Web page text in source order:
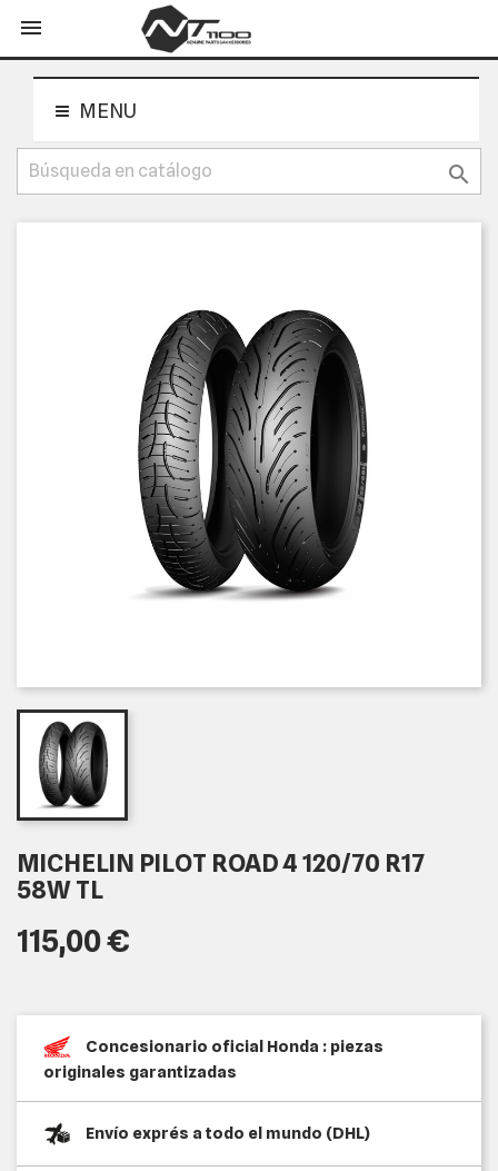

MENU

MICHELIN PILOT ROAD 4 120/70 R17
58W TL
115,00 €
Concesionario oficial Honda : piezas
originales garantizadas
Envío exprés a todo el mundo (DHL)